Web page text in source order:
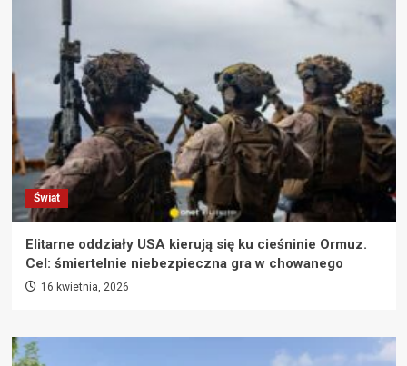
Świat
Elitarne oddziały USA kierują się ku cieśninie Ormuz.
Cel: śmiertelnie niebezpieczna gra w chowanego
16 kwietnia, 2026